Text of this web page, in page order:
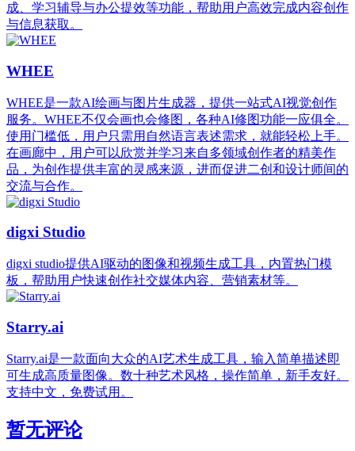
成、学习辅导与办公提效等功能，帮助用户高效完成内容创作
与信息获取。
WHEE
WHEE是一款AI绘画与图片生成器，提供一站式AI视觉创作
服务。WHEE不仅会画也会修图，各种AI修图功能一应俱全。
使用门槛低，用户只需用自然语言表述需求，就能轻松上手。
在画廊中，用户可以欣赏并学习来自多领域创作者的精美作
品，为创作提供丰富的灵感来源，进而促进二创和设计师间的
交流与合作。
digxi Studio
digxi studio提供AI驱动的图像和视频生成工具，内置热门模
板，帮助用户快速创作社交媒体内容、营销素材等。
Starry.ai
Starry.ai是一款面向大众的AI艺术生成工具，输入简单描述即
可生成高质量图像。数十种艺术风格，操作简单，新手友好。
支持中文，免费试用。
暂无评论